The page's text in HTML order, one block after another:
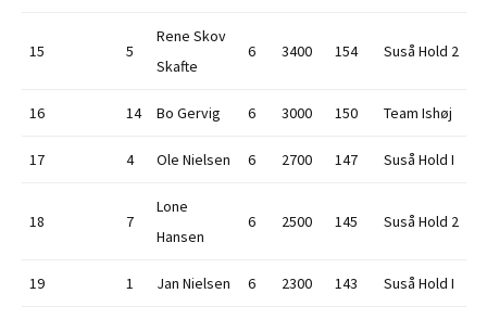
15 5
Rene Skov
Skafte
6 3400 154 Suså Hold 2
16 14 Bo Gervig 6 3000 150 Team Ishøj
17 4 Ole Nielsen 6 2700 147 Suså Hold I
18 7
Lone
Hansen
6 2500 145 Suså Hold 2
19 1 Jan Nielsen 6 2300 143 Suså Hold I